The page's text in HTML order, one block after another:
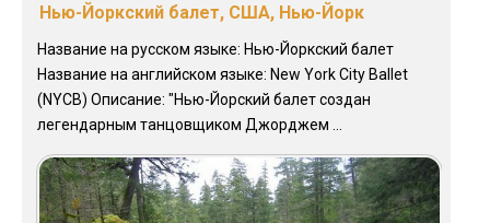
Нью-Йоркский балет, США, Нью-Йорк
Название на русском языке: Нью-Йоркский балет
Название на английском языке: New York City Ballet
(NYCB) Описание: "Нью-Йорский балет создан
легендарным танцовщиком Джорджем ...